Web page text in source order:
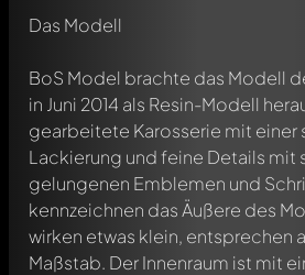
Das Modell
BoS Model brachte das Modell
in Juni 2014 als Resin-Modell
gearbeitete Karosserie mit einer
Lackierung und feine Details mit
gelungenen Emblemen und
kennzeichnen das Äußere des
wirken etwas klein, entsprechen
Maßstab. Der Innenraum ist mit